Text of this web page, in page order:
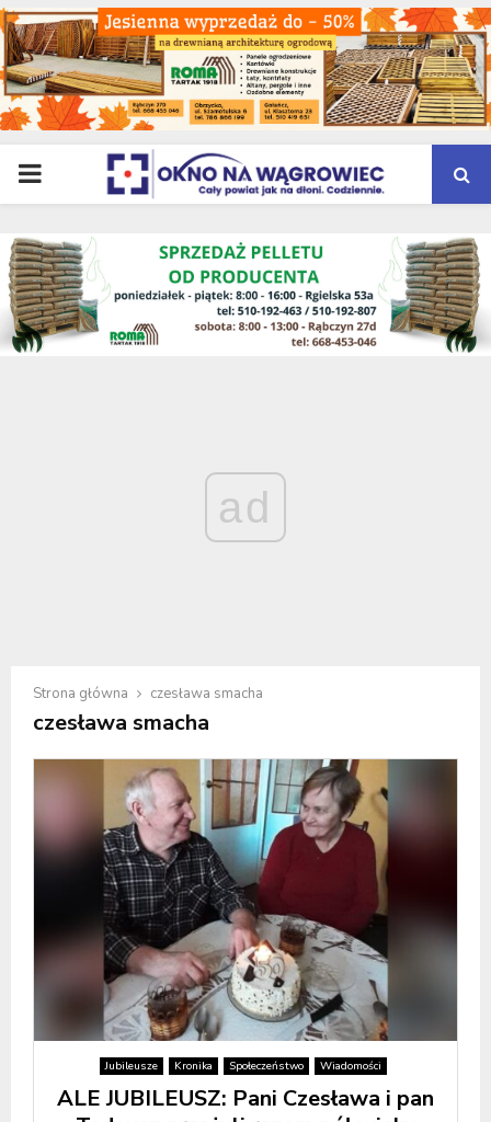
PRIMARY
MENU
ad
Strona główna czesława smacha
czesława smacha
Jubileusze Kronika Społeczeństwo Wiadomości
ALE JUBILEUSZ: Pani Czesława i pan